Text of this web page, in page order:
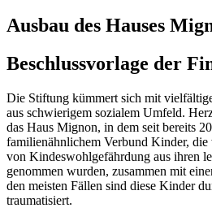
Ausbau des Hauses
Beschlussvorlage der
Die Stiftung kümmert sich mit
aus schwierigem sozialem Umfeld.
das Haus Mignon, in dem seit bereits
familienähnlichem Verbund Kinder, die
von Kindeswohlgefährdung aus ihren
genommen wurden, zusammen mit
den meisten Fällen sind diese Kinder
traumatisiert.